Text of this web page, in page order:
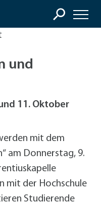
und
11. Oktober
mit dem
am Donnerstag, 9.
mit der Hochschule
Studierende